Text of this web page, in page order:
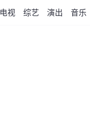
电视 综艺 演出 音乐